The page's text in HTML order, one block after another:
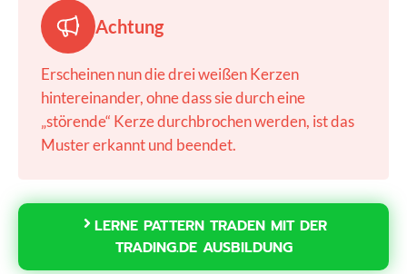
Achtung
Erscheinen nun die drei weißen Kerzen
hintereinander, ohne dass sie durch eine
„störende“ Kerze durchbrochen werden, ist das
Muster erkannt und beendet.
LERNE PATTERN TRADEN MIT DER
TRADING.DE AUSBILDUNG